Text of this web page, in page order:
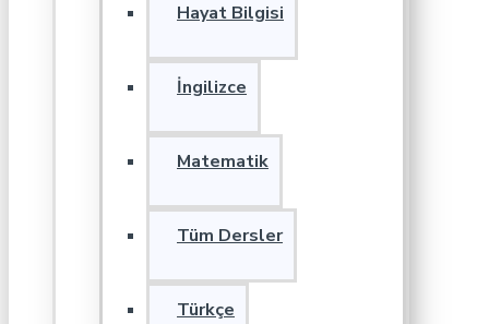
Hayat Bilgisi
İngilizce
Matematik
Tüm Dersler
Türkçe